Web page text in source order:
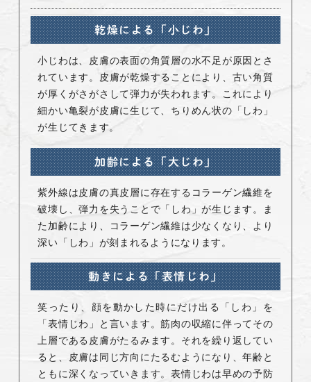
乾燥による「小じわ」
小じわは、皮膚の表面の角質層の水不足が原因とさ
れています。皮膚が乾燥することにより、古い角質
が厚くがさがさして弾力が失われます。これにより
細かい亀裂が皮膚に生じて、ちりめん状の「しわ」
が生じてきます。
加齢による「大じわ」
紫外線は皮膚の真皮層に存在するコラーゲン繊維を
破壊し、弾力を失うことで「しわ」が生じます。ま
た加齢により、コラーゲン繊維は少なくなり、より
深い「しわ」が刻まれるようになります。
動きによる「表情じわ」
笑ったり、顔を動かした時にだけ出る「しわ」を
「表情じわ」と言います。筋肉の収縮に伴ってその
上層である皮膚がたるみます。それを繰り返してい
ると、皮膚は同じ方向にたるむようになり、年齢と
ともに深くなっていきます。表情じわは早めの予防